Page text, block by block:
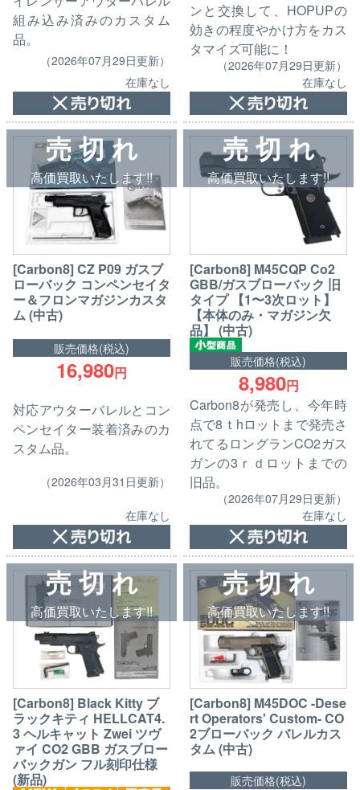
組み込み済みのカスタム
品。
（2026年07月29日更新）
在庫なし
ンと交換して、HOPUPの
効きの程度やかけ方をカス
タマイズ可能に！
（2026年07月29日更新）
在庫なし
売 切 れ
高価買取いたします!!
[Carbon8] CZ P09 ガスブ
ローバック コンペンセイタ
ー＆フロンマガジンカスタ
ム (中古)
販売価格(税込)
16,980円
対応アウターバレルとコン
ペンセイター装着済みのカ
スタム品。
（2026年03月31日更新）
在庫なし
売 切 れ
高価買取いたします!!
[Carbon8] M45CQP Co2
GBB/ガスブローバック 旧
タイプ 【1〜3次ロット】
【本体のみ・マガジン欠
品】 (中古)
販売価格(税込)
8,980円
Carbon8が発売し、今年時
点で8ｔhロットまで発売さ
れてるロングランCO2ガス
ガンの3ｒｄロットまでの
旧品。
（2026年07月29日更新）
在庫なし
売 切 れ
高価買取いたします!!
[Carbon8] Black Kitty ブ
ラックキティ HELLCAT4.
3 ヘルキャット Zwei ツヴ
ァイ CO2 GBB ガスブロー
バックガン フル刻印仕様
(新品)
売 切 れ
高価買取いたします!!
[Carbon8] M45DOC -Dese
rt Operators' Custom- CO
2ブローバック バレルカス
タム (中古)
販売価格(税込)